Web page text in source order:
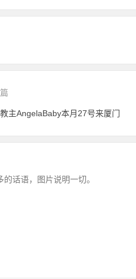
主AngelaBaby本月27号来厦门
话语，图片说明一切。